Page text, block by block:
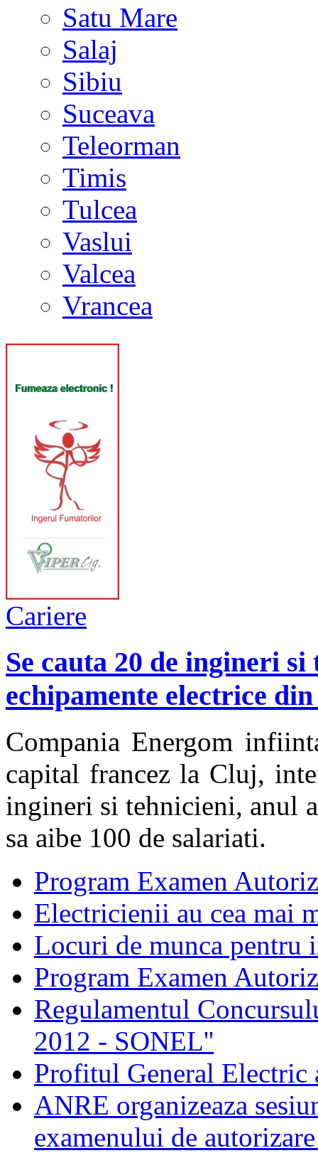
Satu Mare
Salaj
Sibiu
Suceava
Teleorman
Timis
Tulcea
Vaslui
Valcea
Vrancea
Cariere
Se cauta 20 de ingineri
echipamente electrice
Compania Energom
capital francez la Cluj,
ingineri si tehnicieni, anul
sa aibe 100 de salariati.
Program Examen
Electricienii au cea mai
Locuri de munca pentru
Program Examen
Regulamentul
2012 - SONEL''
Profitul General Electric
ANRE organizeaza
examenului de